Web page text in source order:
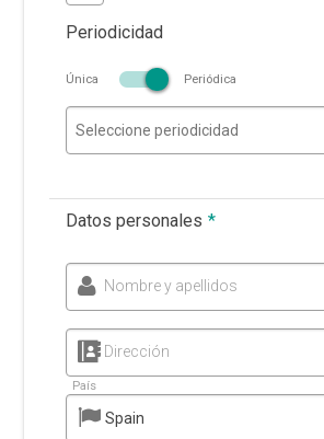
Periodicidad
Única Periódica
Seleccione periodicidad
Datos personales *
Nombre y apellidos
Dirección
País